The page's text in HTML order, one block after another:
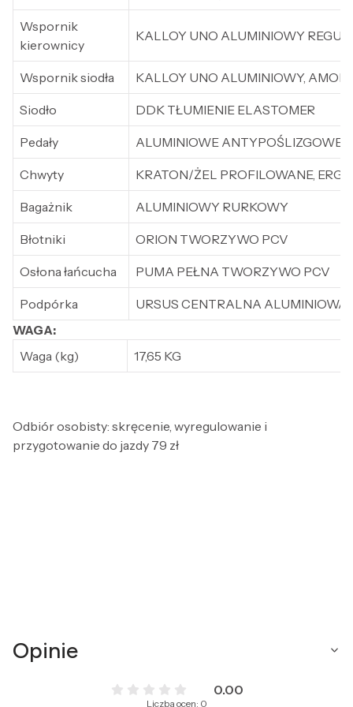
Wspornik
kierownicy
KALLOY UNO ALUMINIOWY
Wspornik siodła KALLOY UNO ALUMINIOWY,
Siodło DDK TŁUMIENIE ELASTOMER
Pedały ALUMINIOWE ANTYPOŚLIZGOWE
Chwyty KRATON/ŻEL PROFILOWANE,
Bagażnik ALUMINIOWY RURKOWY
Błotniki ORION TWORZYWO PCV
Osłona łańcucha PUMA PEŁNA TWORZYWO PCV
Podpórka
URSUS CENTRALNA ALUMINIOWA
WAGA:
Waga (kg)
17,65 KG
Odbiór osobisty: skręcenie, wyregulowanie i
przygotowanie do jazdy 79 zł
Opinie
0.00
Liczba ocen: 0